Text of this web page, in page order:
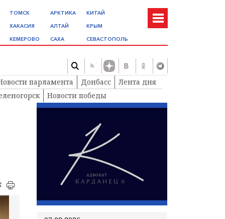
ТОМСК
ХАКАСИЯ
КЕМЕРОВО
АРКТИКА
АЛТАЙ
САХА
КИТАЙ
КРЫМ
СЕВАСТОПОЛЬ
парламента Донбасс
Лента дня
Новости победы